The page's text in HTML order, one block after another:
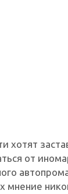
хотят
от
мнение